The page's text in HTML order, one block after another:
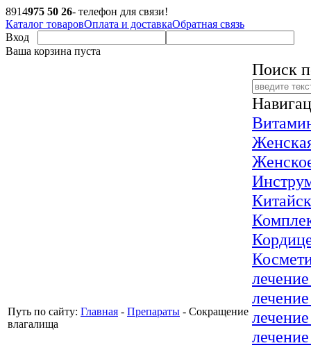
8914975 50 26- телефон для связи!
Каталог товаровОплата и доставкаОбратная связь
Вход
Ваша корзина пуста
Путь по сайту: Главная - Препараты - Сокращение
влагалища
Поиск